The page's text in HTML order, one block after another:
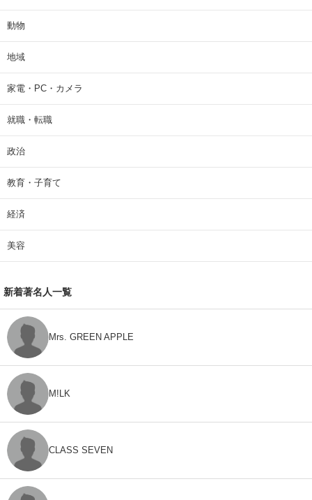
動物
地域
家電・PC・カメラ
就職・転職
政治
教育・子育て
経済
美容
新着著名人一覧
Mrs. GREEN APPLE
M!LK
CLASS SEVEN